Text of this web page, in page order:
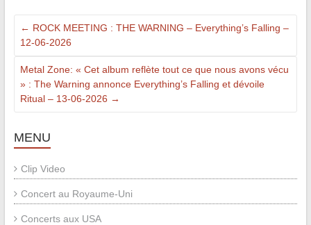
← ROCK MEETING : THE WARNING – Everything’s Falling –
12-06-2026
Metal Zone: « Cet album reflète tout ce que nous avons vécu
» : The Warning annonce Everything’s Falling et dévoile
Ritual – 13-06-2026 →
MENU
Clip Video
Concert au Royaume-Uni
Concerts aux USA